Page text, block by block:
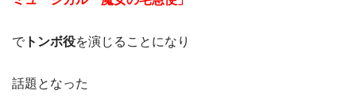
で トンボ役を演じることになり
話題となった